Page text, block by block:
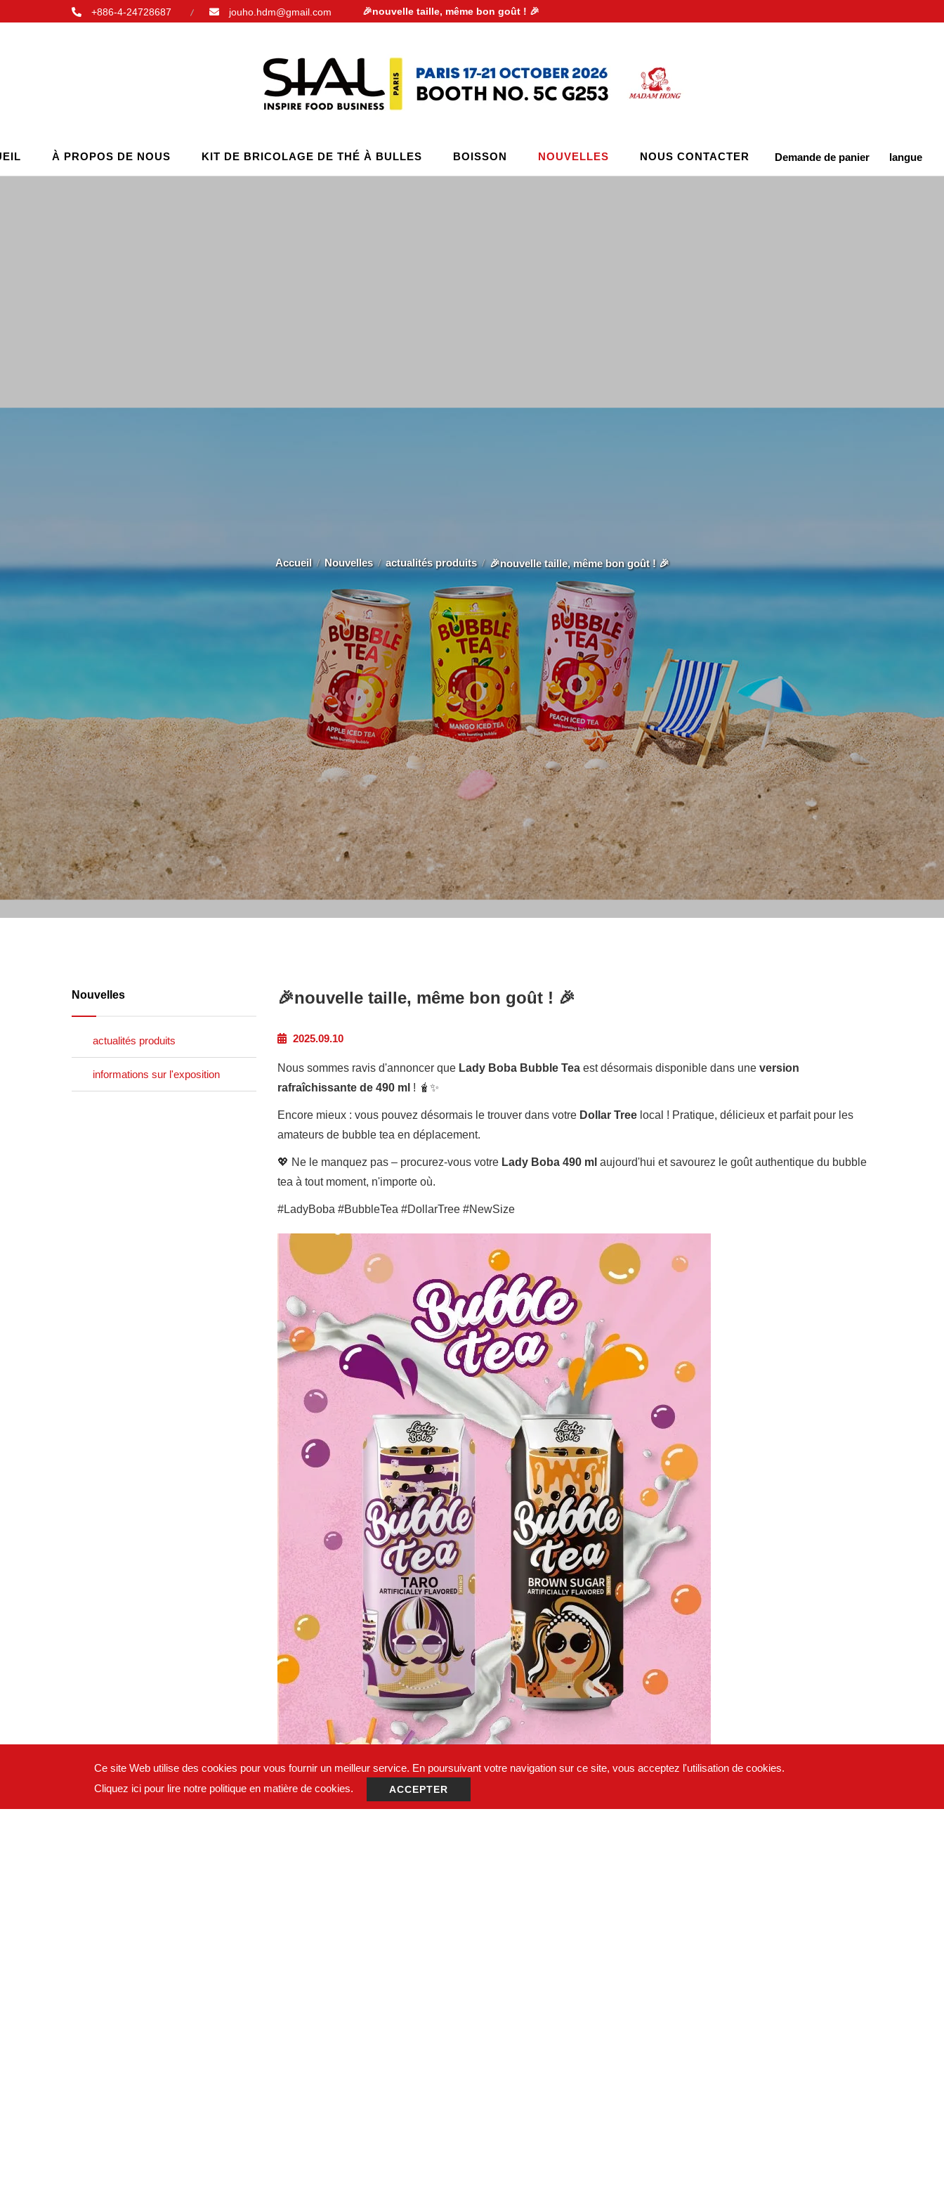
+886-4-24728687 jouho.hdm@gmail.com 🎉nouvelle taille, même bon goût ! 🎉
À PROPOS DE NOUS KIT DE BRICOLAGE DE THÉ À BULLES BOISSON NOUVELLES NOUS CONTACTER Demande de panier langue
Accueil Nouvelles actualités produits 🎉nouvelle taille, même bon goût ! 🎉
Nouvelles
actualités produits
informations sur l'exposition
🎉nouvelle taille, même bon goût ! 🎉
2025.09.10
Nous sommes ravis d'annoncer que Lady Boba Bubble Teaest désormais disponible dans une version
rafraîchissante de 490 ml ! 🧋✨
Encore mieux : vous pouvez désormais le trouver dans votre Dollar Treelocal ! Pratique, délicieux et parfait pour les
amateurs de bubble tea en déplacement.
💖 Ne le manquez pas – procurez-vous votre Lady Boba 490 ml aujourd'hui et savourez le goût authentique du bubble
tea à tout moment, n'importe où.
#LadyBoba #BubbleTea #DollarTree #NewSize
Ce site Web utilise des cookies pour vous fournir un meilleur service. En poursuivant votre navigation sur ce site, vous acceptez l'utilisation de cookies.
Cliquez ici pour lire notre politique en matière de cookies.
ACCEPTER